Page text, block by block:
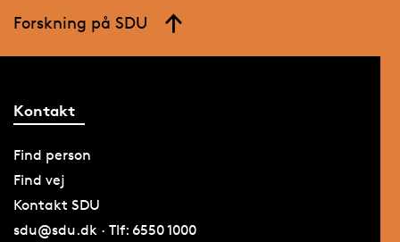
Forskning på SDU
Kontakt
Find person
Find vej
Kontakt SDU
sdu@sdu.dk · Tlf: 6550 1000